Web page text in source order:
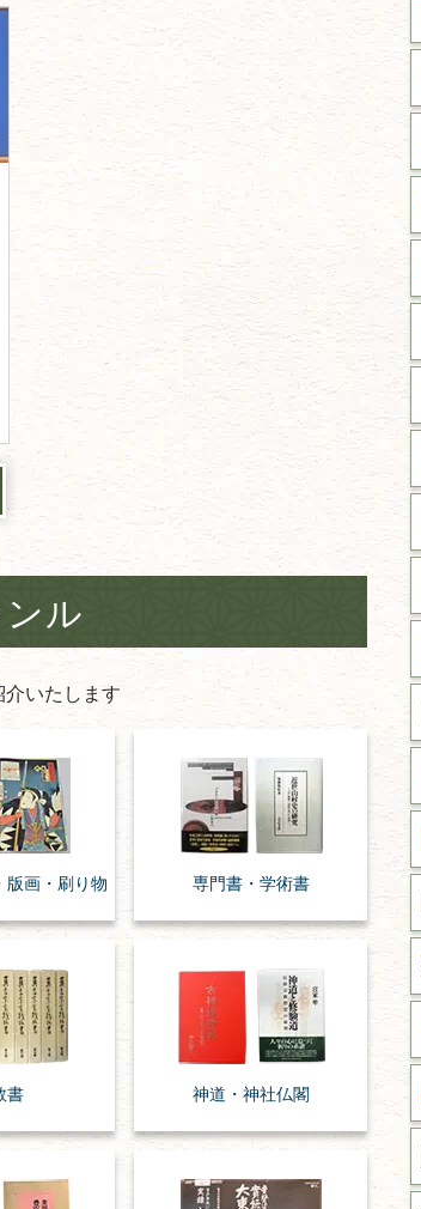
ル
いたします
版画・刷り物 専門書・ 学術書
書 神道・神社仏閣